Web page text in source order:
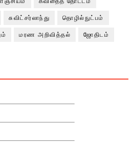
சுவிட்சர்லாந்து தொழில்நுட்பம்
மரண அறிவித்தல் ஜோதிடம்